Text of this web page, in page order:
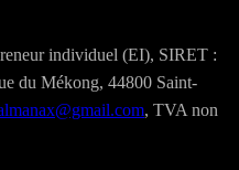
individuel (EI), SIRET :
du Mékong, 44800 Saint-
, TVA non